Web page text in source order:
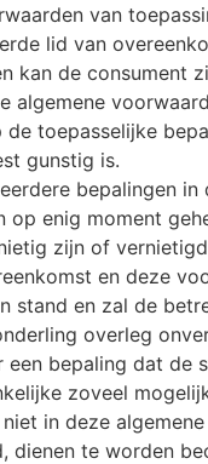
van
lid van
kan de consument
algemene
de toepasselijke
gunstig is.
bepalingen in
op enig moment
zijn of
en deze
stand en zal de
overleg
een bepaling dat de
zoveel
in deze
dienen te worden